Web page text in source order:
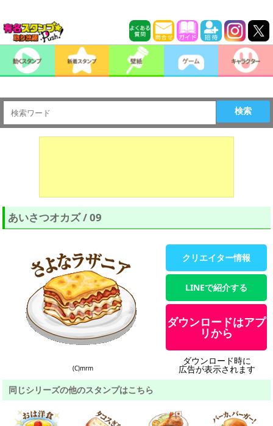
検索
あいさつオカズ / 09
(C)mrm
クリエイター情報
LINEで紹介する
ダウンロードはアプ
リから
ダウンロード時に
広告が表示されます
同じシリーズの他のスタンプはこちら